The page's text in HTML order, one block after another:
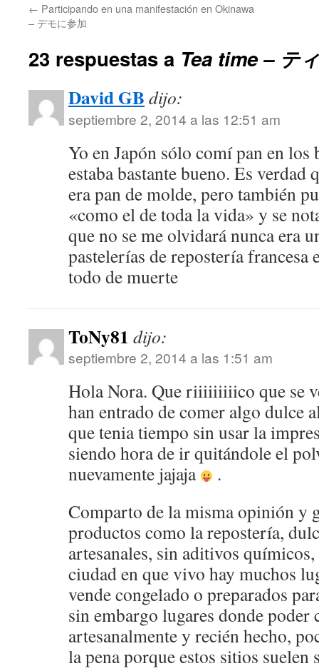
← Participando en una manifestación en Okinawa
– デモに参加
23 respuestas a Tea time – テ
David GB dijo:
septiembre 2, 2014 a las 12:51 am
Yo en Japón sólo comí pan en los
estaba bastante bueno. Es verdad
era pan de molde, pero también
«como el de toda la vida» y se
que no se me olvidará nunca era
pastelerías de repostería francesa
todo de muerte
ToNy81 dijo:
septiembre 2, 2014 a las 1:51 am
Hola Nora. Que riiiiiiiiico que se
han entrado de comer algo dulce
que tenia tiempo sin usar la
siendo hora de ir quitándole el
nuevamente jajaja
.
Comparto de la misma opinión y
productos como la repostería,
artesanales, sin aditivos
ciudad en que vivo hay muchos
vende congelado o preparados
sin embargo lugares donde poder
artesanalmente y recién hecho,
la pena porque estos sitios